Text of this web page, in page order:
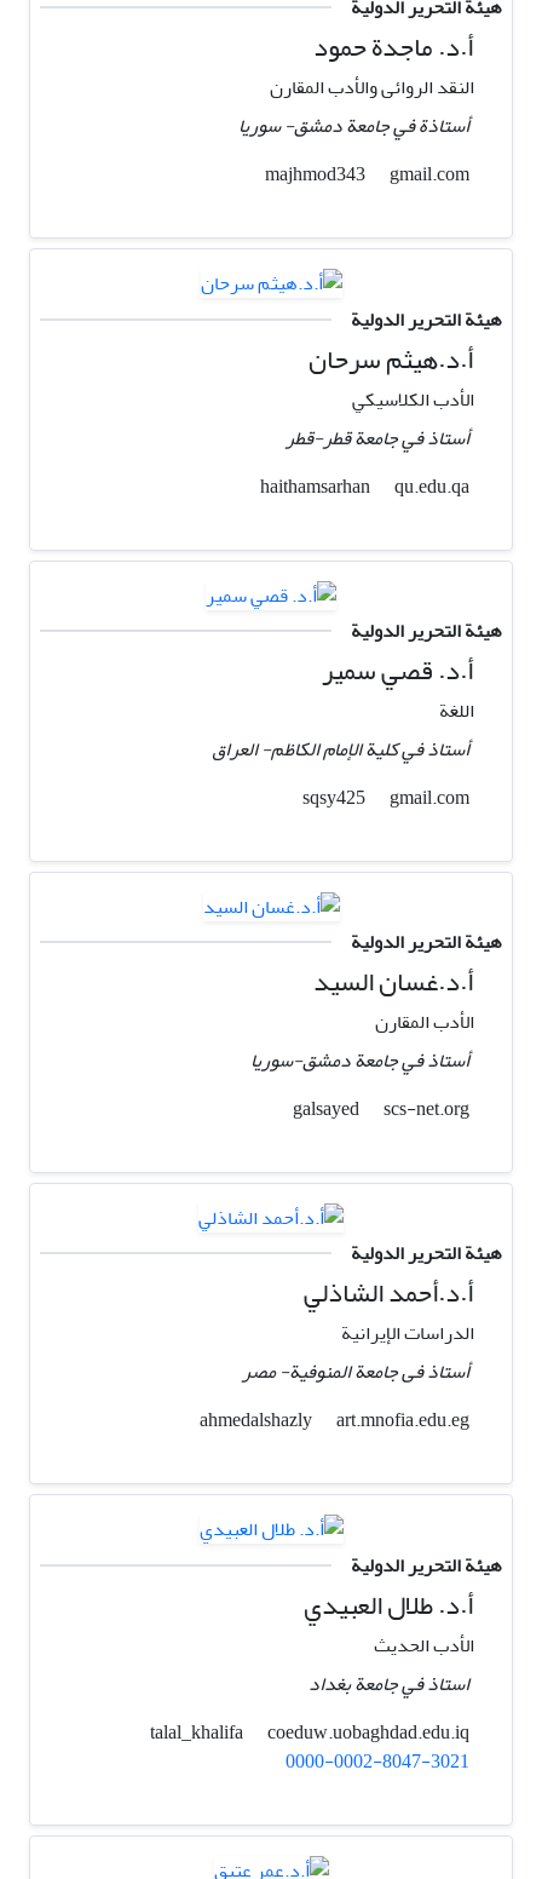
هيئة التحرير الدولية
أ.د. ماجدة حمود
النقد الروائی والأدب المقارن
أستاذة في جامعة دمشق- سوریا
gmail.com
هيئة التحرير الدولية
أ.د.هيثم سرحان
الأدب الكلاسيكي
أستاذ في جامعة قطر-قطر
qu.edu.qa
هيئة التحرير الدولية
أ.د. قصي سمير
اللغة
أستاذ في كلية الإمام الكاظم- العراق
gmail.com
هيئة التحرير الدولية
أ.د.غسان السيد
الأدب المقارن
أستاذ في جامعة دمشق-سوریا
scs-net.org
هيئة التحرير الدولية
أ.د.أحمد الشاذلي
الدراسات الإیرانیة
أستاذ فی جامعة المنوفیة- مصر
art.mnofia.edu.eg
هيئة التحرير الدولية
أ.د. طلال العبيدي
الأدب الحديث
استاذ في جامعة بغداد
coeduw.uobaghdad.edu.iq
0000-0002-8047-3021